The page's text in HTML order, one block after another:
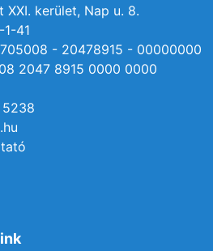
XXI. kerület, Nap u. 8.
41
- 20478915 - 00000000
2047 8915 0000 0000